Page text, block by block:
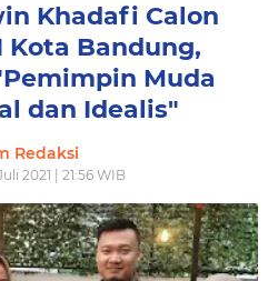
Khadafi Calon
Kota Bandung,
Muda
dan Idealis"
Redaksi
2021 | 21:56 WIB